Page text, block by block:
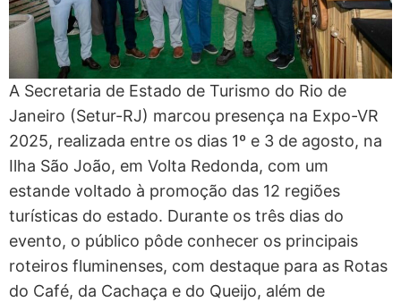
A Secretaria de Estado de Turismo do Rio de
Janeiro (Setur-RJ) marcou presença na Expo-VR
2025, realizada entre os dias 1º e 3 de agosto, na
Ilha São João, em Volta Redonda, com um
estande voltado à promoção das 12 regiões
turísticas do estado. Durante os três dias do
evento, o público pôde conhecer os principais
roteiros fluminenses, com destaque para as Rotas
do Café, da Cachaça e do Queijo, além de